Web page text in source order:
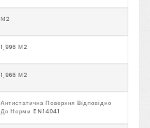
М2
1,996 М2
1,966 М2
Антистатична Поверхня Відповідно
До Норми EN14041